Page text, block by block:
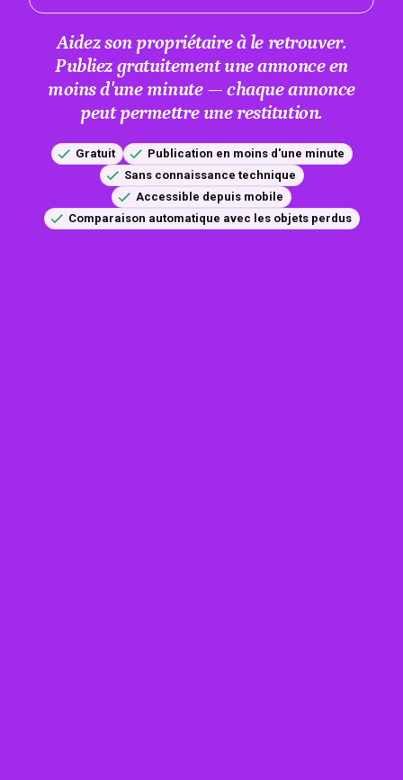
Aidez son propriétaire à le retrouver.
Publiez gratuitement une annonce en
moins d'une minute — chaque annonce
peut permettre une restitution.
Gratuit
Publication en moins d'une minute
Sans connaissance technique
Accessible depuis mobile
Comparaison automatique avec les objets perdus